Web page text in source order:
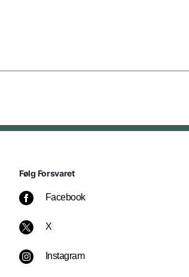
Følg Forsvaret
Facebook
X
Instagram